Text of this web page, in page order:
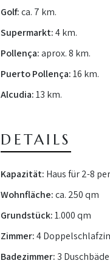
Golf:ca. 7 km.
Supermarkt:4 km.
Pollença:aprox. 8 km.
Puerto Pollença:16 km.
Alcudia:13 km.
DETAILS
Kapazität: Haus für 2-8
Wohnfläche:ca. 250 qm
Grundstück:1.000 qm
Zimmer:4
Badezimmer: 3